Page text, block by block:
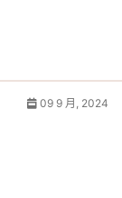
09 9 月, 2024